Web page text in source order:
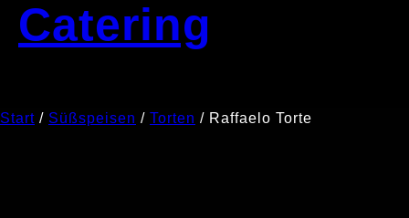
Catering
Start / Süßspeisen / Torten / Raffaelo Torte